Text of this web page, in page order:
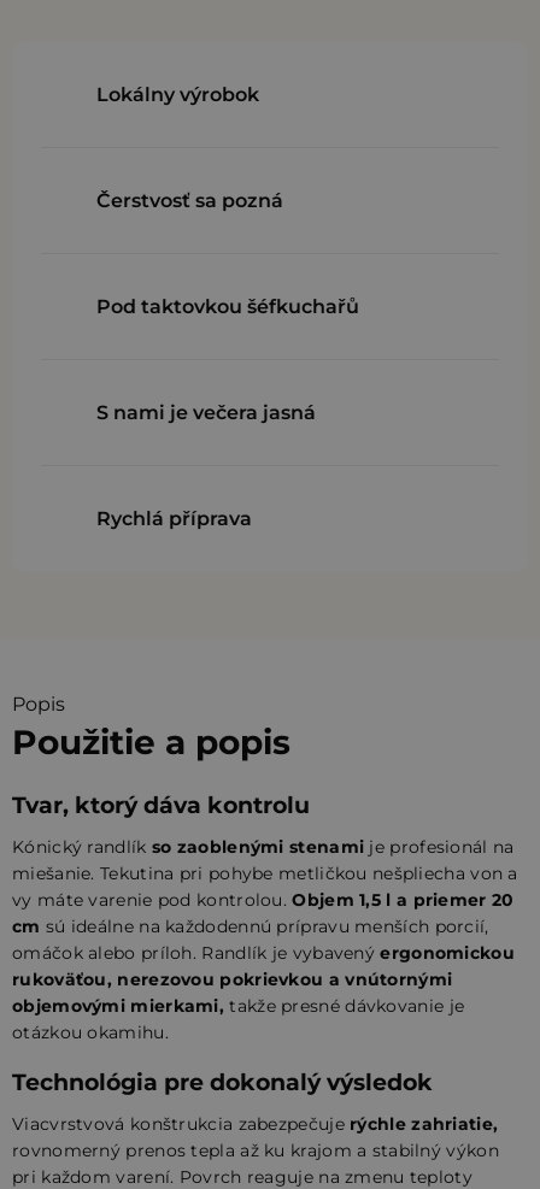
Lokálny výrobok
Čerstvosť sa pozná
Pod taktovkou šéfkuchařů
S nami je večera jasná
Rychlá příprava
Popis
Použitie a popis
Tvar, ktorý dáva kontrolu
Kónický randlík so zaoblenými stenami je profesionál na
miešanie. Tekutina pri pohybe metličkou nešpliecha von a
vy máte varenie pod kontrolou.Objem 1,5 l a priemer 20
cm sú ideálne na každodennú prípravu menších porcií,
omáčok alebo príloh. Randlík je vybavenýergonomickou
rukoväťou, nerezovou pokrievkou a vnútornými
objemovými mierkami, takže presné dávkovanie je
otázkou okamihu.
Technológia pre dokonalý výsledok
Viacvrstvová konštrukcia zabezpečuje rýchle zahriatie,
rovnomerný prenos tepla až ku krajom a stabilný výkon
pri každom varení. Povrch reaguje na zmenu teploty